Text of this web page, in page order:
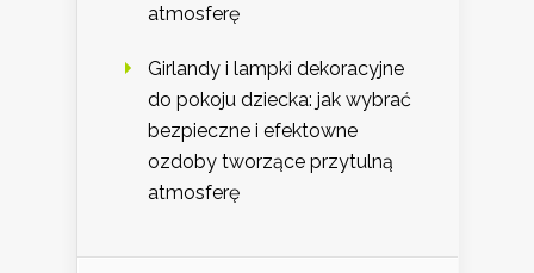
atmosferę
Girlandy i lampki dekoracyjne
do pokoju dziecka: jak wybrać
bezpieczne i efektowne
ozdoby tworzące przytulną
atmosferę